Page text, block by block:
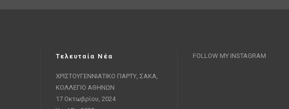
Τελευταία Νέα
ΧΡΙΣΤΟΥΓΕΝΝΙΑΤΙΚΟ ΠΑΡΤΥ, ΣΑΚΑ,
ΚΟΛΛΕΓΙΟ ΑΘΗΝΩΝ
17 Οκτωβρίου, 2024
FOLLOW MY INSTAGRAM